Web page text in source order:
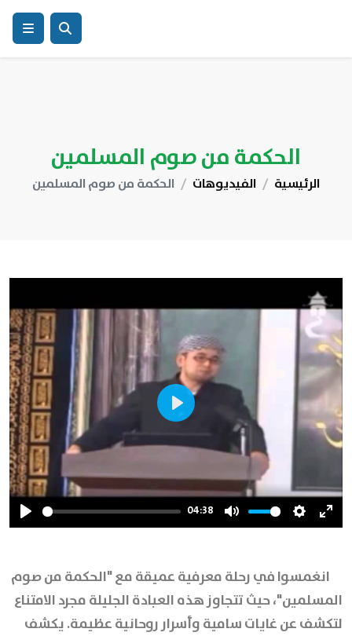
الحكمة من صوم المسلمين
الرئيسية الفيديوهات الحكمة من صوم المسلمين
Play
04:38
Mute Settings
Play
انغمسوا في رحلة معرفية عميقة مع "الحكمة من صوم
المسلمين"، حيث تتجاوز هذه العبادة الجليلة مجرد الامتناع
لتكشف عن غايات سامية وأسرار روحانية عظيمة. يكشف